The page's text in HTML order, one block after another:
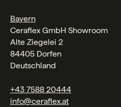
Bayern
Ceraflex GmbH Showroom
Alte Ziegelei 2
84405 Dorfen
Deutschland
+43 7588 20444
info@ceraflex.at